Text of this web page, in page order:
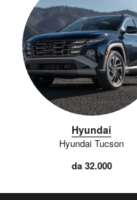
Hyundai
Hyundai Tucson
da 32.000